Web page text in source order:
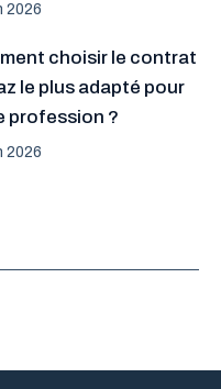
2026
choisir le contrat
le plus adapté pour
profession ?
2026